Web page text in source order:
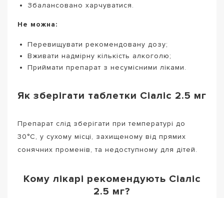
Збалансовано харчуватися.
Не можна:
Перевищувати рекомендовану дозу;
Вживати надмірну кількість алкоголю;
Приймати препарат з несумісними ліками.
Як зберігати таблетки Сіаліс 2.5 мг
Препарат слід зберігати при температурі до
30°C, у сухому місці, захищеному від прямих
сонячних променів, та недоступному для дітей.
Кому лікарі рекомендують Сіаліс
2.5 мг?